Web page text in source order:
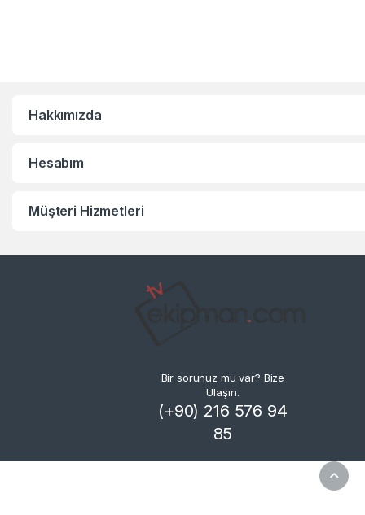
Hakkımızda
Hesabım
Müşteri Hizmetleri
Bir sorunuz mu var? Bize
Ulaşın.
(+90) 216 576 94
85